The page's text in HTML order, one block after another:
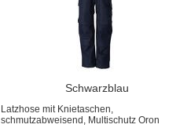
Schwarzblau
Latzhose mit Knietaschen,
schmutzabweisend, Multischutz Oron